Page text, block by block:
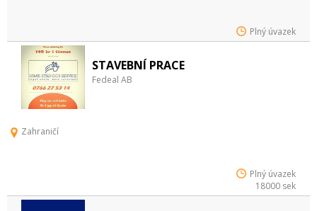
Plný úvazek
STAVEBNÍ PRACE
Fedeal AB
Zahraničí
Plný úvazek
18000 sek